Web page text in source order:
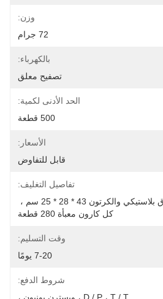
وزن:
72 جرام
بالكهرباء:
تصفيح معلق
الحد الأدنى لكمية:
500 قطعة
الأسعار:
قابل للتفاوض
تفاصيل التغليف:
كل كارون معبأة 280 قطعة
وقت التسليم:
7-20 يومًا
شروط الدفع: